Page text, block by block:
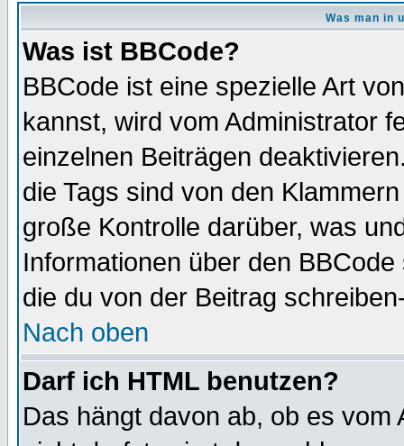
Was man in
Was ist BBCode?
BBCode ist eine spezielle Art
kannst, wird vom Administrator
einzelnen Beiträgen
die Tags sind von den
große Kontrolle darüber, was
Informationen über den
die du von der Beitrag
Nach oben
Darf ich HTML benutzen?
Das hängt davon ab, ob es